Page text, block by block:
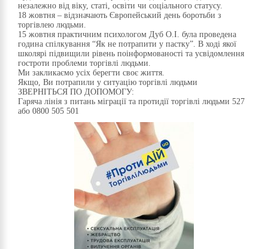
незалежно від віку, статі, освіти чи соціального статусу.
18 жовтня – відзначають Європейський день боротьби з
торгівлею людьми.
15 жовтня практичним психологом Дуб О.І. була проведена
година спілкування “Як не потрапити у пастку”. В ході якої
школярі підвищили рівень поінформованості та усвідомлення
гостроти проблеми торгівлі людьми.
Ми закликаємо усіх берегти своє життя.
Якщо, Ви потрапили у ситуацію торгівлі людьми
ЗВЕРНІТЬСЯ ПО ДОПОМОГУ:
Гаряча лінія з питань міграції та протидії торгівлі людьми 527
або 0800 505 501